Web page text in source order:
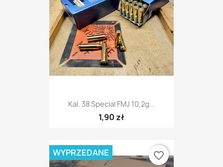
Kal. 38 Special FMJ 10,2g...
1,90 zł
WYPRZEDANE favorite_border